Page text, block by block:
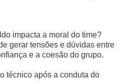
impacta a moral do time?
gerar tensões e dúvidas entre
e a coesão do grupo.
técnico após a conduta do